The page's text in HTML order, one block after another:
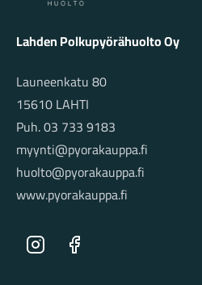
Lahden Polkupyörähuolto Oy
Launeenkatu 80
15610 LAHTI
Puh. 03 733 9183
myynti@pyorakauppa.fi
huolto@pyorakauppa.fi
www.pyorakauppa.fi
Instagram Facebook